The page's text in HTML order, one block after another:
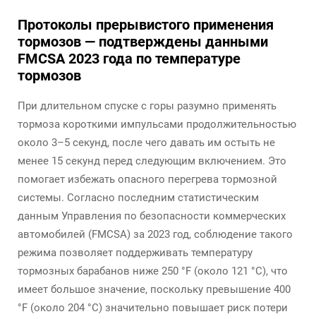
Протоколы прерывистого применения
тормозов — подтверждены данными
FMCSA 2023 года по температуре
тормозов
При длительном спуске с горы разумно применять
тормоза короткими импульсами продолжительностью
около 3–5 секунд, после чего давать им остыть не
менее 15 секунд перед следующим включением. Это
помогает избежать опасного перегрева тормозной
системы. Согласно последним статистическим
данным Управления по безопасности коммерческих
автомобилей (FMCSA) за 2023 год, соблюдение такого
режима позволяет поддерживать температуру
тормозных барабанов ниже 250 °F (около 121 °C), что
имеет большое значение, поскольку превышение 400
°F (около 204 °C) значительно повышает риск потери